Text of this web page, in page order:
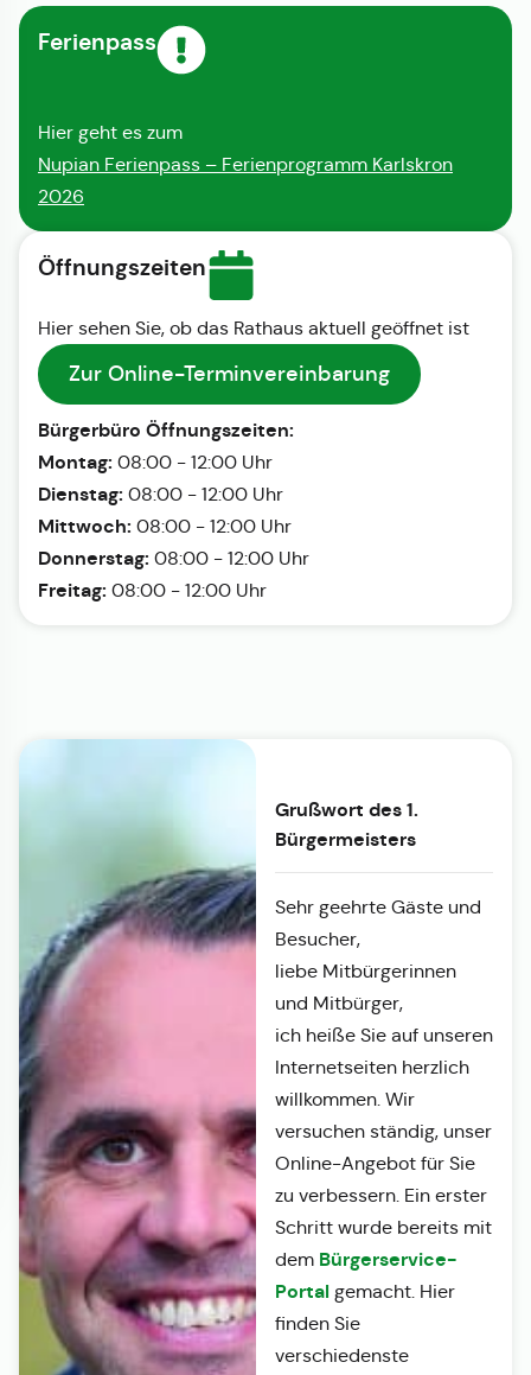
Ferienpass
Hier geht es zum
Nupian Ferienpass – Ferienprogramm Karlskron
2026
Öffnungszeiten
Hier sehen Sie, ob das Rathaus aktuell geöffnet ist
Zur Online-Terminvereinbarung
Bürgerbüro Öffnungszeiten:
Montag: 08:00 - 12:00 Uhr
Dienstag: 08:00 - 12:00 Uhr
Mittwoch: 08:00 - 12:00 Uhr
Donnerstag: 08:00 - 12:00 Uhr
Freitag: 08:00 - 12:00 Uhr
Grußwort des 1.
Bürgermeisters
Sehr geehrte Gäste und
Besucher,
liebe Mitbürgerinnen
und Mitbürger,
ich heiße Sie auf unseren
Internetseiten herzlich
willkommen. Wir
versuchen ständig, unser
Online-Angebot für Sie
zu verbessern. Ein erster
Schritt wurde bereits mit
dem Bürgerservice-
Portalgemacht. Hier
finden Sie
verschiedenste